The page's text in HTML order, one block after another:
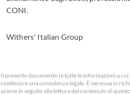
CONI.
Withers' Italian Group
Il presente documento (e tutte le informazioni a
costituisce una consulenza legale. È necessario
azione in seguito alla lettura del contenuto di